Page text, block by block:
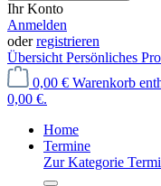
Ihr Konto
Anmelden
oderregistrieren
Übersicht Persönliches
0,00 € Warenkorb
0,00 €.
Home
Termine
Zur Kategorie